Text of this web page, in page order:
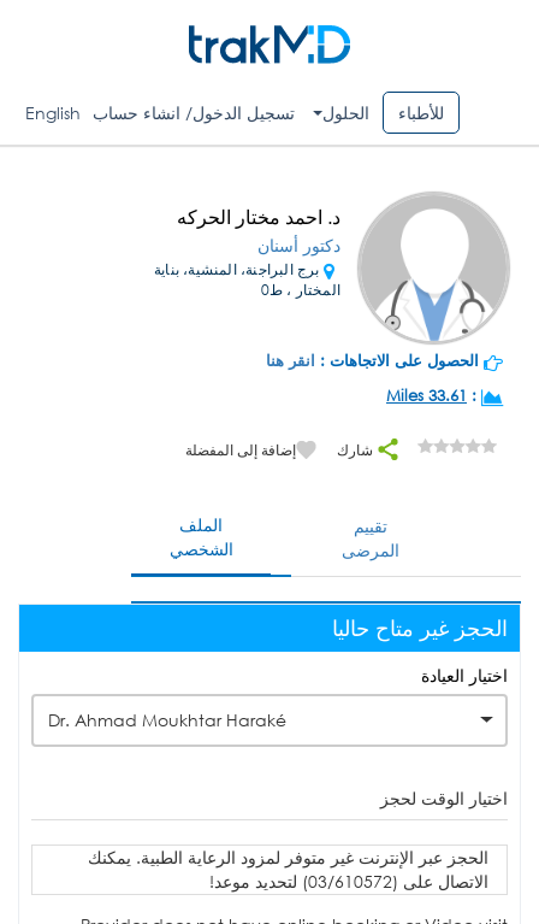
للأطباء الحلول تسجيل الدخول/ انشاء حساب English
د. احمد مختار الحركه
دكتور أسنان
برج البراجنة، المنشية، بناية
المختار ، ط0
الحصول على الاتجاهات : انقر هنا
:
33.61 Miles
شارك إضافة إلى المفضلة
الملف
الشخصي
تقييم
المرضى
الحجز غير متاح حاليا
اختيار العيادة
Dr. Ahmad Moukhtar Haraké
اختيار الوقت لحجز
الحجز عبر الإنترنت غير متوفر لمزود الرعاية الطبية. يمكنك
الاتصال على (03/610572) لتحديد موعد!